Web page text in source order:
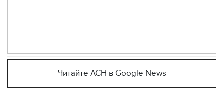
Читайте АСН в Google News